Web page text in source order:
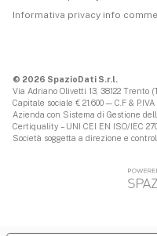
Informativa privacy info
© 2026 SpazioDati S.r.l.
Via Adriano Olivetti 13, 38122 Trento
Capitale sociale € 21.600 — C.F & P.IVA
Azienda con Sistema di Gestione
Certiquality – UNI CEI EN ISO/IEC
Società soggetta a direzione e